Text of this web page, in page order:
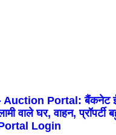
Portal: बैंकनेट ई-
वाले घर, वाहन, प्रॉपर्टी
Login